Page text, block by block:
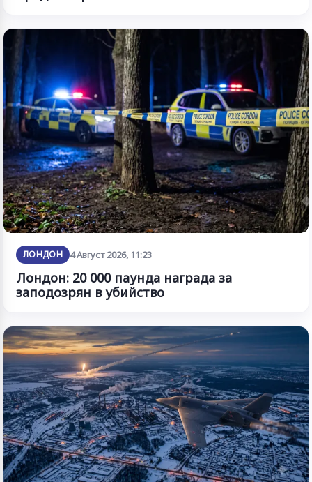
ЛОНДОН 4 Август 2026, 11:23
Лондон: 20 000 паунда награда за
заподозрян в убийство